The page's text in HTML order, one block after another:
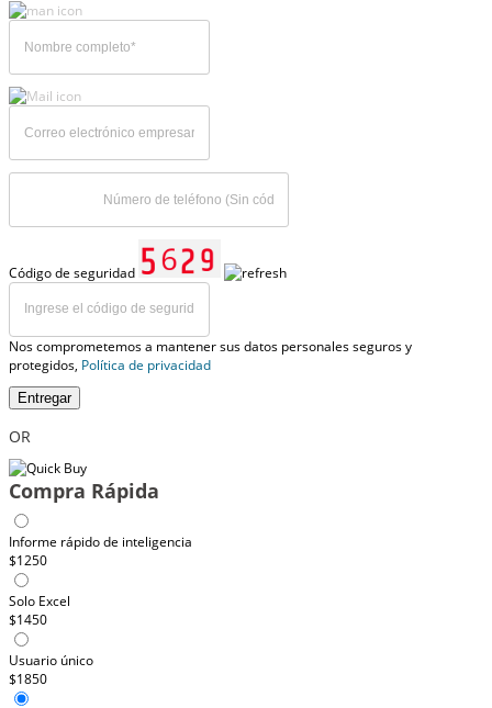
Código de seguridad
Nos comprometemos a mantener sus datos personales seguros y
protegidos, Política de privacidad
Entregar
OR
Compra Rápida
Informe rápido de inteligencia
$1250
Solo Excel
$1450
Usuario único
$1850